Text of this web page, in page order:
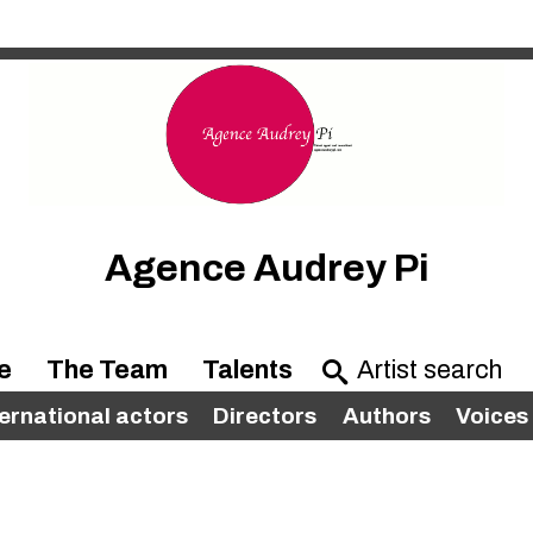
Agence Audrey Pi
The Team Talents
actors Directors Authors Voices